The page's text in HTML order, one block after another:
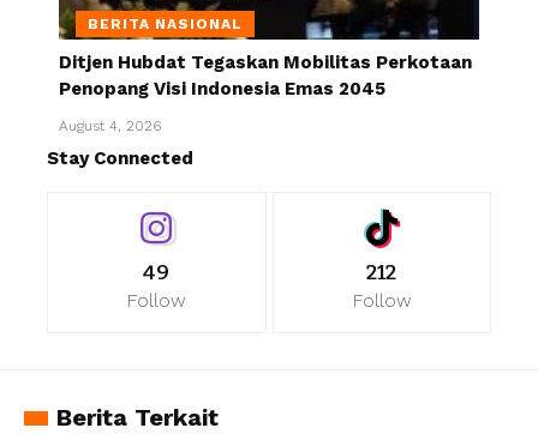
BERITA NASIONAL
Ditjen Hubdat Tegaskan Mobilitas Perkotaan
Penopang Visi Indonesia Emas 2045
August 4, 2026
Stay Connected
49
Follow
212
Follow
Berita Terkait